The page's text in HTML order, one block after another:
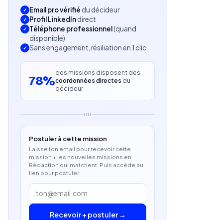
Email pro vérifié du décideur
Profil LinkedIndirect
Téléphone professionnel(quand
disponible)
Sans engagement, résiliation en 1 clic
78%
des missions disposent des
coordonnées directes du
décideur
OU
Postuler à cette mission
Laisse ton email pour recevoir cette
mission + les nouvelles missions en
Rédaction qui matchent. Puis accède au
lien pour postuler.
Recevoir + postuler →